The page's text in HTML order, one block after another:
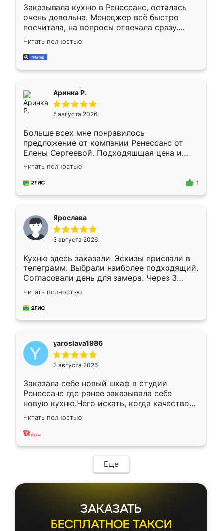
Заказывала кухню в Ренессанс, осталась
очень довольна. Менеджер всё быстро
посчитала, на вопросы отвечала сразу.
Замерщик приехал в субботу, подошёл к
делу со всей ответственностью. Собрали
за день, ребята работали аккуратно, даже
Читать полностью
Аринка Р.
5 августа 2026
Больше всех мне понравилось
предложение от компании Ренессанс от
Елены Сергеевой. Подходяшщая цена и
короткие сроки изготовления. Приехавший
для замера сотрудник Владислав
предложил по моему эскизу самый
Читать полностью
1
Ярослава
3 августа 2026
Кухню здесь заказали. Эскизы прислали в
телеграмм. Выбрали наиболее подходящий.
Согласовали день для замера. Через 3
недели кухня была уже готова. Остались
довольны работой. Спасибо Ренессанс
мебель за качественную работу!
Читать полностью
yaroslava1986
3 августа 2026
Заказала себе новый шкаф в студии
Ренессанс где ранее заказывала себе
новую кухню.Чего искать, когда качеством
вполне довольна. Служит кухня уже почти
два года, нареканий нет.
Читать полностью
Еще
ЗАКАЗАТЬ
БЕСПЛАТНОЕ ТАКСИ